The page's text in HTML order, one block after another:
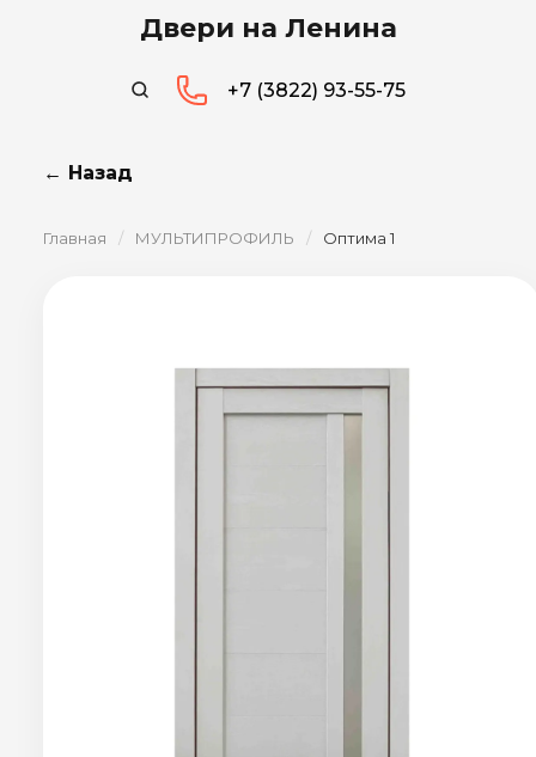
Двери на Ленина
+7 (3822) 93-55-75
← Назад
Главная / МУЛЬТИПРОФИЛЬ / Оптима 1